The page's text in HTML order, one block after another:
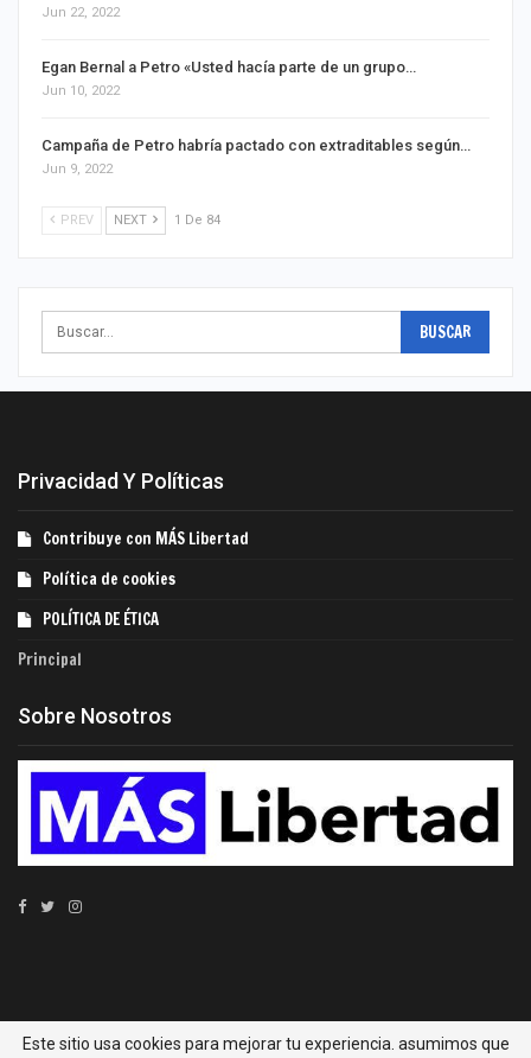
Jun 22, 2022
Egan Bernal a Petro «Usted hacía parte de un grupo…
Jun 10, 2022
Campaña de Petro habría pactado con extraditables según…
Jun 9, 2022
PREV NEXT 1 De 84
Privacidad Y Políticas
Contribuye con MÁS Libertad
Política de cookies
POLÍTICA DE ÉTICA
Principal
Sobre Nosotros
© 2022 - MÁS Libertad. Todos los derechos reservados.
Este sitio usa cookies para mejorar tu experiencia. asumimos que